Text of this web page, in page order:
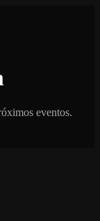
eventos.